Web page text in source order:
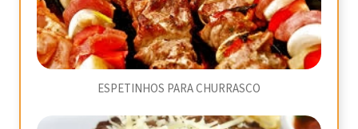
ESPETINHOS PARA CHURRASCO